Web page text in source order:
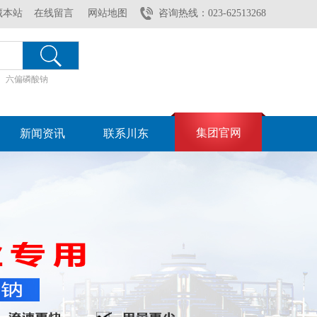
本站 在线留言 网站地图 咨询热线：023-62513268
六偏磷酸钠
新闻资讯 联系川东 集团官网